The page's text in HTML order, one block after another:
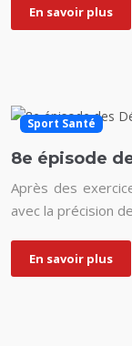
En savoir plus
Sport Santé
8e épisode
Après des
avec la précision
En savoir plus